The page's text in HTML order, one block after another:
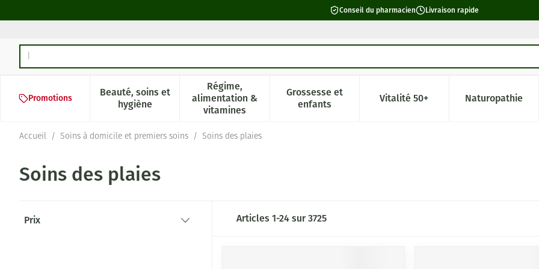
Conseil du pharmacien Livraison rapide
Rechercher
Promotions
Beauté, soins et
hygièneAfficher le sous-menu pour la catégorie Beauté, soins et hygiène
Régime,
alimentation &
vitamines
Afficher le sous-menu pour la catégorie Régime, alimentation &
Grossesse et
enfantsAfficher le sous-menu pour la catégorie Grossesse
Vitalité 50+Afficher le sous-menu pour la
Naturopathie
Afficher le
Accueil / Soins à domicile et premiers soins / Soins des plaies
Soins des plaies
Prix
Articles 1-24 sur3725